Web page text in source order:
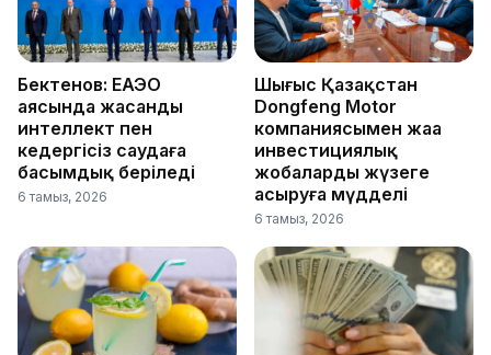
Бектенов: ЕАЭО
аясында жасанды
интеллект пен
кедергісіз саудаға
басымдық беріледі
6 тамыз, 2026
Шығыс Қазақстан
Dongfeng Motor
компаниясымен жаңа
инвестициялық
жобаларды жүзеге
асыруға мүдделі
6 тамыз, 2026